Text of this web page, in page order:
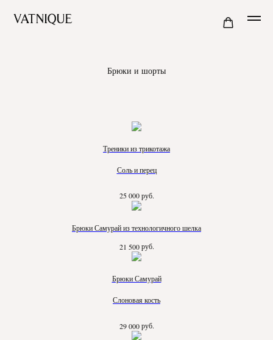
Брюки и шорты
Треники из трикотажа
Соль и перец
25 000 руб.
Брюки Самурай из технологичного шелка
21 500 руб.
Брюки Самурай
Слоновая кость
29 000 руб.